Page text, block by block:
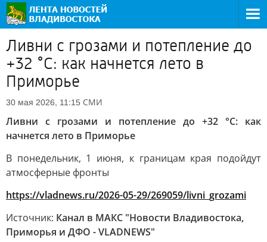
Ливни с грозами и потепление до
+32 °C: как начнется лето в
Приморье
30 мая 2026, 11:15 СМИ
Ливни с грозами и потепление до +32 °C: как
начнется лето в Приморье
В понедельник, 1 июня, к границам края подойдут
атмосферные фронты
https://vladnews.ru/2026-05-29/269059/livni_grozami
Источник: Канал в МАКС "Новости Владивостока,
Приморья и ДФО - VLADNEWS"